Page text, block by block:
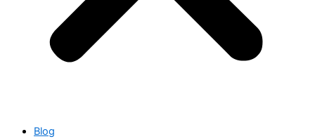
Blog